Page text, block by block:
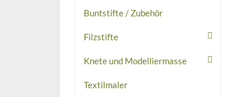
Buntstifte / Zubehör
Filzstifte
Knete und Modelliermasse
Textilmaler